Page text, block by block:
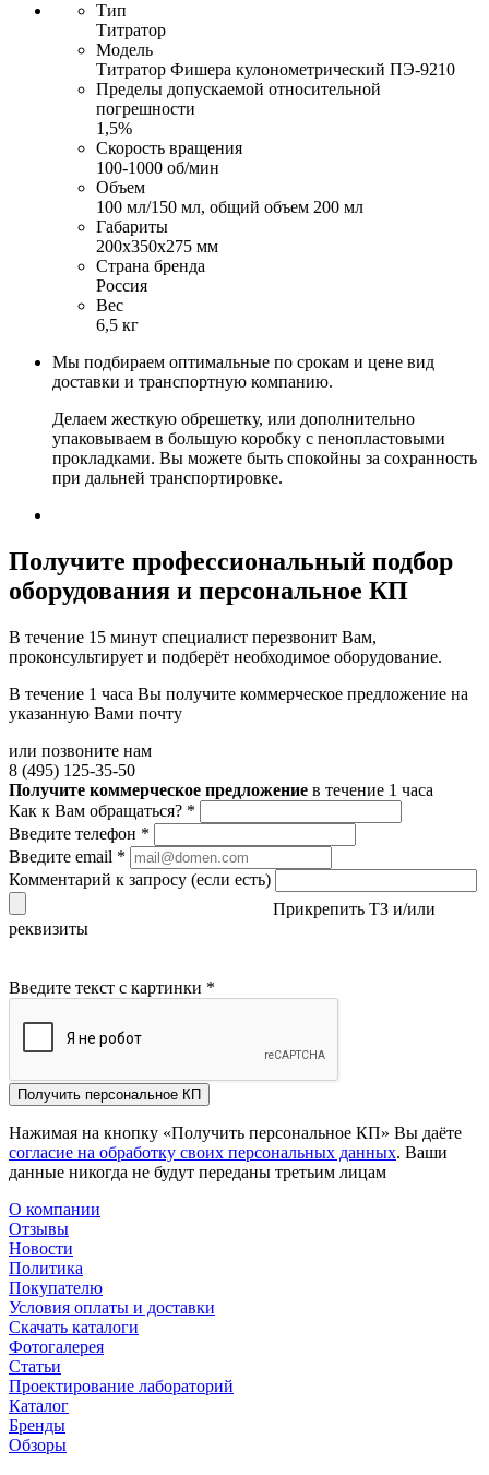
Тип
Титратор
Модель
Титратор Фишера кулонометрический ПЭ-9210
Пределы допускаемой относительной
погрешности
1,5%
Скорость вращения
100-1000 об/мин
Объем
100 мл/150 мл, общий объем 200 мл
Габариты
200x350x275 мм
Страна бренда
Россия
Вес
6,5 кг
Мы подбираем оптимальные по срокам и цене вид
доставки и транспортную компанию.
Делаем жесткую обрешетку, или дополнительно
упаковываем в большую коробку с пенопластовыми
прокладками. Вы можете быть спокойны за сохранность
при дальней транспортировке.
Получите профессиональный подбор
оборудования и персональное КП
В течение 15 минут специалист перезвонит Вам,
проконсультирует и подберёт необходимое оборудование.
В течение 1 часа Вы получите коммерческое предложение на
указанную Вами почту
или позвоните нам
8 (495) 125-35-50
Получите коммерческое предложение в течение 1 часа
Как к Вам обращаться? *
Введите телефон *
Введите email *
Комментарий к запросу (если есть)
Прикрепить ТЗ и/или
реквизиты
Введите текст с картинки *
Получить персональное КП
Нажимая на кнопку «Получить персональное КП» Вы даёте
согласие на обработку своих персональных данных. Ваши
данные никогда не будут переданы третьим лицам
О компании
Отзывы
Новости
Политика
Покупателю
Условия оплаты и доставки
Скачать каталоги
Фотогалерея
Статьи
Проектирование лабораторий
Каталог
Бренды
Обзоры